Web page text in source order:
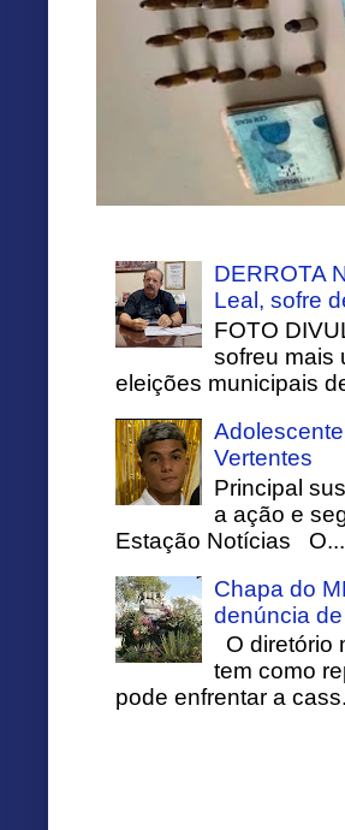
DERROTA
Leal, sofre
FOTO
sofreu mais
eleições municipais
Vertentes
Principal
a ação e
Estação Notícias O...
Chapa do
denúncia
O diretório
tem como
pode enfrentar a